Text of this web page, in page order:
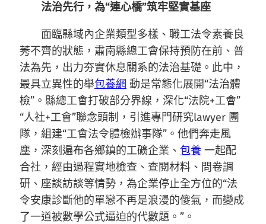
法治先行，為“連心橋”筑牢堅實基座
面臨縣域內企業類型多樣、職工法令素養良
莠不齊的狀態，肅南縣總工會保持預防在前、普
法為先，出力夯實休息關系的法治基礎。此中，
最具立異性的舉包養網 動是常態化展開“法治體
檢”。縣總工會打破部分界線，深化“法院+工會”
“人社+工會”聯念頭制，引進專門研究lawyer 團
隊，組建“工會法令體檢辦事隊”。他們奔走風
塵，深刻遍布各鄉鎮的工礦企業、 包養 一起配
合社，經由過程實地檢查、查閱材料、問卷調
研、座談訪談等情勢，為企業停止全方位的“法
令安康診斷他的單戀不再是浪漫的傻氣，而變成
了一道被數學公式逼迫的代數題。”。